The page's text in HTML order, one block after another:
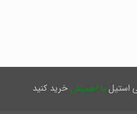
استیل با اطمینانخرید کنید